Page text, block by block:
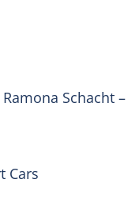
Schacht –
Cars